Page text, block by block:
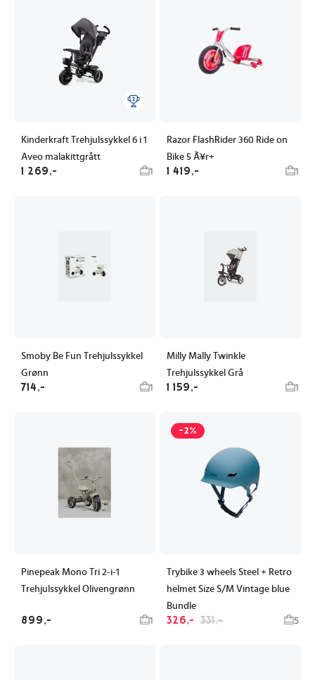
Kinderkraft Trehjulssykkel 6 i 1
Aveo malakittgrått
1 269,- 1
Razor FlashRider 360 Ride on
Bike 5 Ã¥r+
1 419,- 1
Smoby Be Fun Trehjulssykkel
Grønn
714,- 1
Milly Mally Twinkle
Trehjulssykkel Grå
1 159,- 1
Pinepeak Mono Tri 2-i-1
Trehjulssykkel Olivengrønn
899,- 1
-2%
Trybike 3 wheels Steel + Retro
helmet Size S/M Vintage blue
Bundle
326,- 331,- 5